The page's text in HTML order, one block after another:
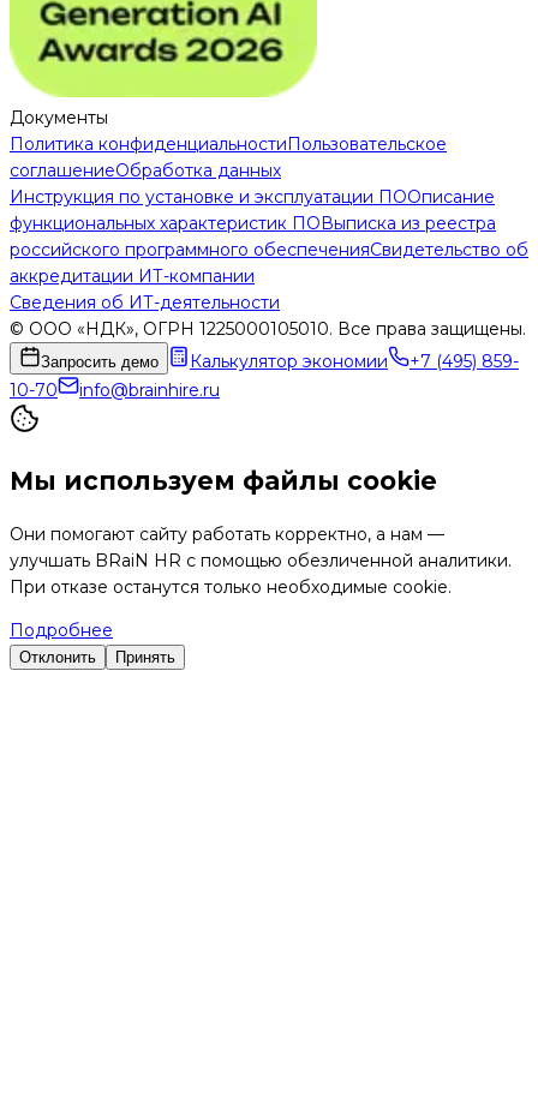
Документы
Политика конфиденциальностиПользовательское
соглашениеОбработка данных
Инструкция по установке и эксплуатации ПООписание
функциональных характеристик ПОВыписка из реестра
российского программного обеспеченияСвидетельство об
аккредитации ИТ-компании
Сведения об ИТ-деятельности
© ООО «НДК», ОГРН 1225000105010. Все права защищены.
Запросить демо Калькулятор экономии
+7 (495) 859-
10-70
info@brainhire.ru
Мы используем файлы cookie
Они помогают сайту работать корректно, а нам —
улучшать BRaiN HR с помощью обезличенной аналитики.
При отказе останутся только необходимые cookie.
Подробнее
Отклонить Принять